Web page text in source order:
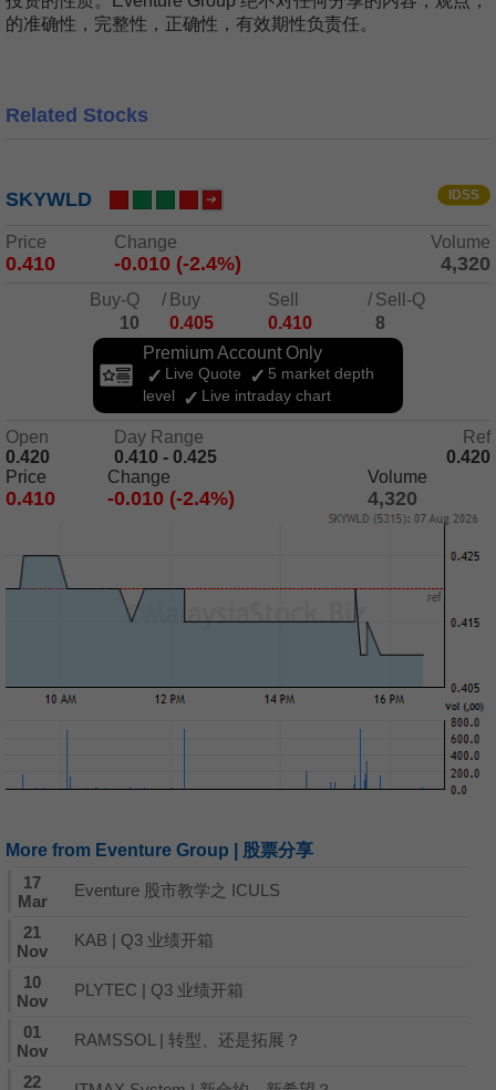
的准确性，完整性，正确性，有效期性负责任。
Related Stocks
SKYWLD IDSS
Price Change Volume
0.410 -0.010 (-2.4%) 4,320
Buy-Q / Buy Sell / Sell-Q
10
0.405 0.410
8
Premium Account Only
Live Quote
5 market depth
level
Live intraday chart
Open Day Range
Ref
0.420
0.410 - 0.425
0.420
Price
Change Volume
0.410 -0.010 (-2.4%) 4,320
More from Eventure Group | 股票分享
17
Mar
Eventure 股市教学之 ICULS
21
Nov
KAB | Q3 业绩开箱
10
Nov
PLYTEC | Q3 业绩开箱
01
Nov
RAMSSOL | 转型、还是拓展？
22